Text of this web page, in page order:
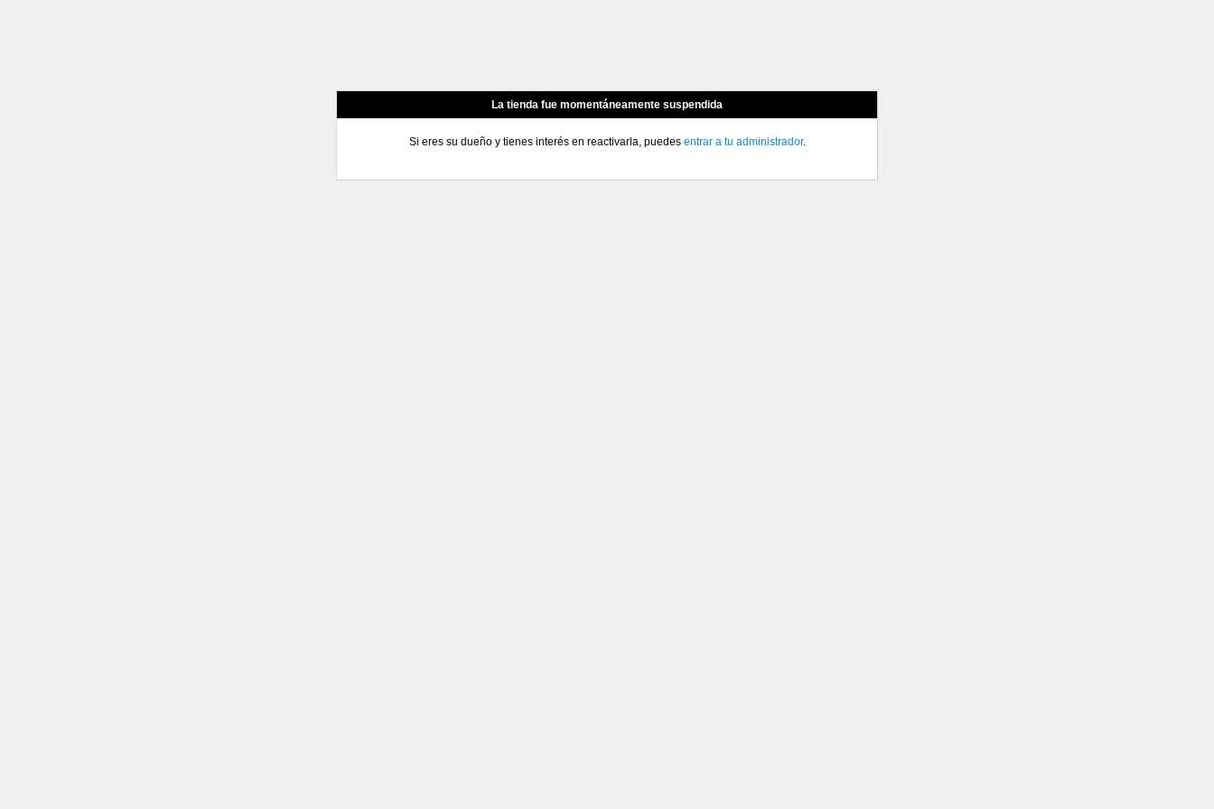
La tienda fue momentáneamente suspendida
Si eres su dueño y tienes interés en reactivarla, puedes entrar a tu administrador.